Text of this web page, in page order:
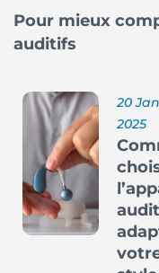
Pour mieux
auditifs
20
2025